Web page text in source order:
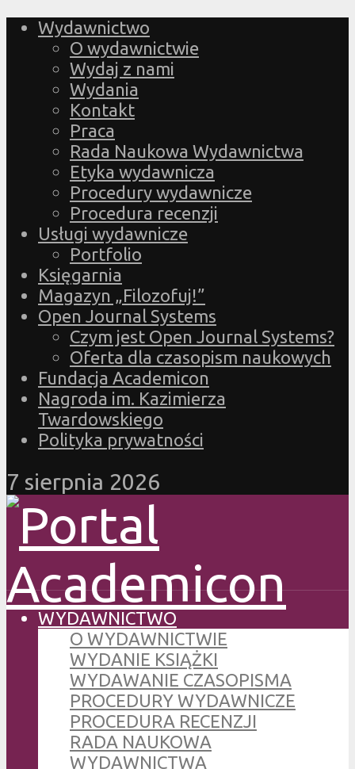
Wydawnictwo
O wydawnictwie
Wydaj z nami
Wydania
Kontakt
Praca
Rada Naukowa Wydawnictwa
Etyka wydawnicza
Procedury wydawnicze
Procedura recenzji
Usługi wydawnicze
Portfolio
Księgarnia
Magazyn „Filozofuj!”
Open Journal Systems
Czym jest Open Journal Systems?
Oferta dla czasopism naukowych
Fundacja Academicon
Nagroda im. Kazimierza
Twardowskiego
Polityka prywatności
7 sierpnia 2026
WYDAWNICTWO
O WYDAWNICTWIE
WYDANIE KSIĄŻKI
WYDAWANIE CZASOPISMA
PROCEDURY WYDAWNICZE
PROCEDURA RECENZJI
RADA NAUKOWA
WYDAWNICTWA